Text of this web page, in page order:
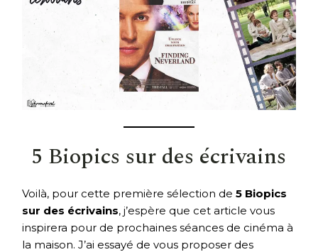
5 Biopics sur des écrivains
Voilà, pour cette première sélection de5 Biopics
sur des écrivains, j’espère que cet article vous
inspirera pour de prochaines séances de cinéma à
la maison. J’ai essayé de vous proposer des